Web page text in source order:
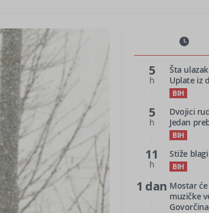
5
h
Šta
Uplate iz
BIH
5
h
Dvojici
Jedan
BIH
11
h
Stiže
BIH
1 dan Mostar
muzičke
Govorčina